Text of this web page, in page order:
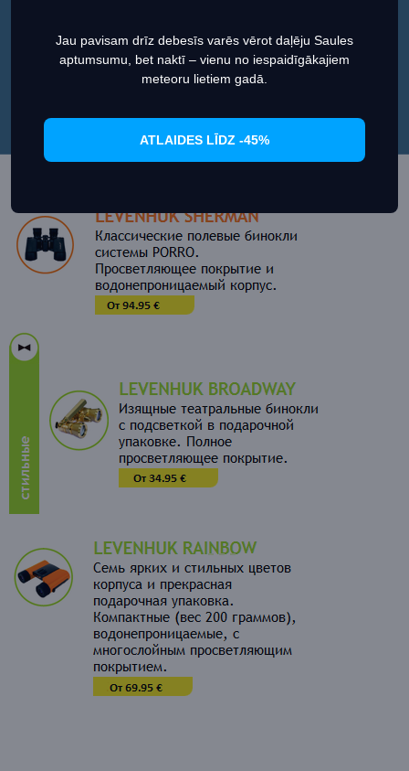
Согласиться
Jau pavisam drīz debesīs varēs vērot daļēju Saules
aptumsumu, bet naktī – vienu no iespaidīgākajiem
meteoru lietiem gadā.
ATLAIDES LĪDZ -45%